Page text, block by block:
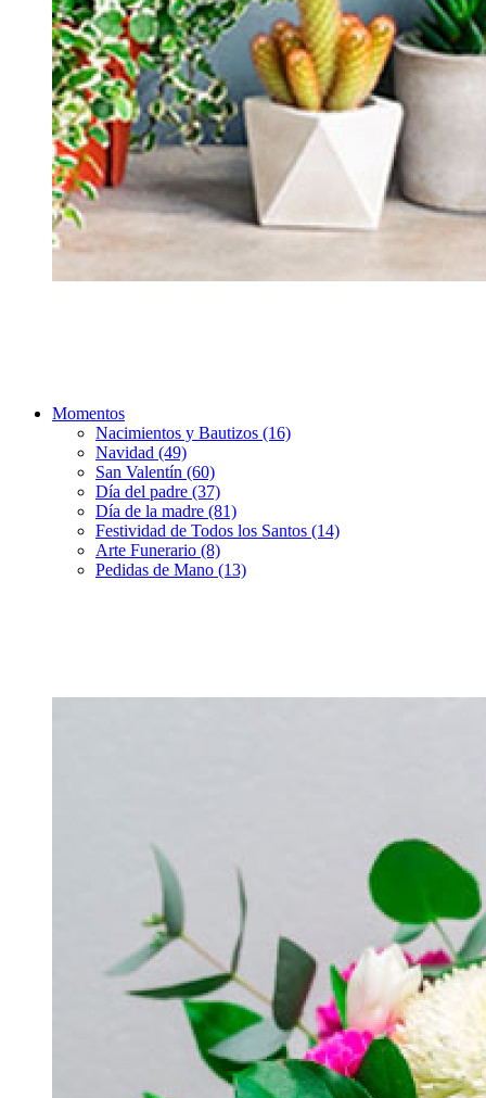
Momentos
Nacimientos y Bautizos (16)
Navidad (49)
San Valentín (60)
Día del padre (37)
Día de la madre (81)
Festividad de Todos los Santos (14)
Arte Funerario (8)
Pedidas de Mano (13)